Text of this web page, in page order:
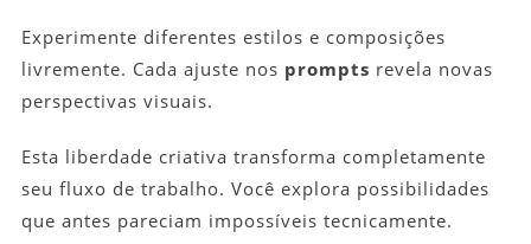
Experimente diferentes estilos e composições
livremente. Cada ajuste nos prompts revela novas
perspectivas visuais.
Esta liberdade criativa transforma completamente
seu fluxo de trabalho. Você explora possibilidades
que antes pareciam impossíveis tecnicamente.